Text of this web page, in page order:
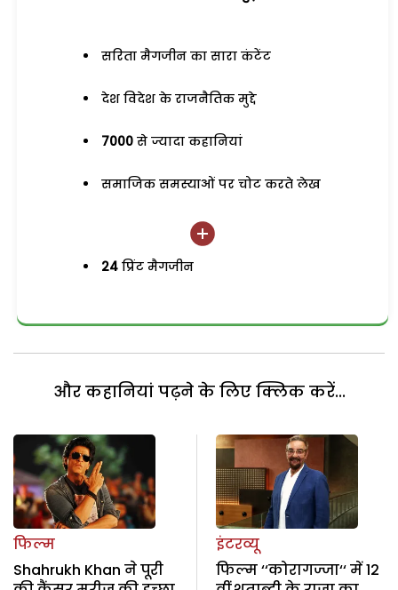
सरिता मैगजीन का सारा कंटेंट
देश विदेश के राजनैतिक मुद्दे
7000 से ज्यादा कहानियां
समाजिक समस्याओं पर चोट करते लेख
24 प्रिंट मैगजीन
और कहानियां पढ़ने के लिए क्लिक करें...
फिल्म
Shahrukh Khan ने पूरी
इंटरव्यू
फिल्म ‘‘कोरागज्जा‘‘ में 12